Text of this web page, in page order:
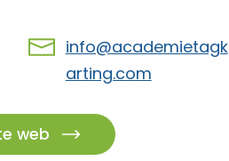
info@academietagk
arting.com
web